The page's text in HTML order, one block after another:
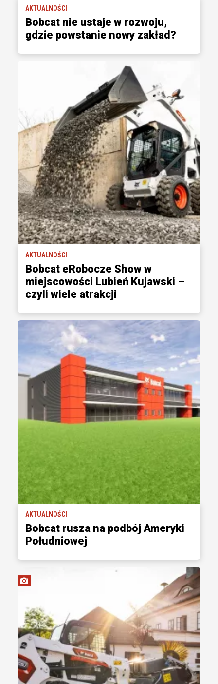
AKTUALNOŚCI
Bobcat nie ustaje w rozwoju,
gdzie powstanie nowy zakład?
AKTUALNOŚCI
Bobcat eRobocze Show w
miejscowości Lubień Kujawski –
czyli wiele atrakcji
AKTUALNOŚCI
Bobcat rusza na podbój Ameryki
Południowej